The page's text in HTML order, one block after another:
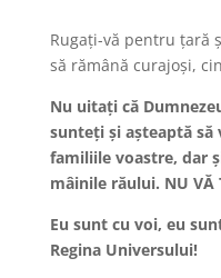
Rugaţi-vă pentru ţară
să rămână curajoşi,
Nu uitaţi că
sunteţi şi aşteaptă să
familiile voastre, dar
mâinile răului. NU VĂ
Eu sunt cu voi, eu
Regina Universului!